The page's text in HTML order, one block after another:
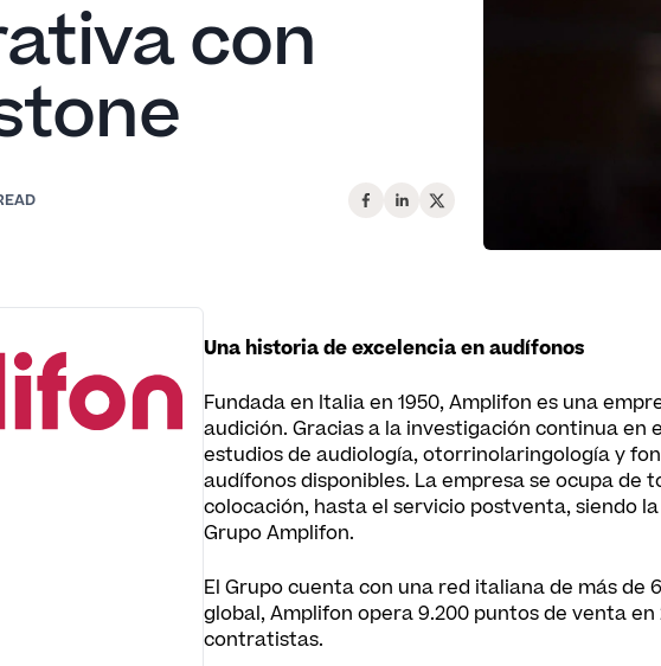
con
Una historia de excelencia en audífonos
Fundada en Italia en 1950,Amplifon es una
audición. Gracias a la investigación continua en
estudios de audiología, otorrinolaringología y
audífonos disponibles. La empresa se ocupa de
colocación, hasta el servicio postventa, siendo
Grupo Amplifon.
El Grupo cuenta con una red italiana de más de
global, Amplifon opera 9.200 puntos de venta
contratistas.